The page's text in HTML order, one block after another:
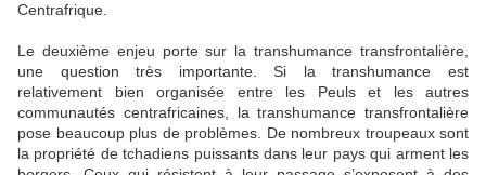
Centrafrique.
Le deuxième enjeu porte sur la transhumance transfrontalière,
une question très importante. Si la transhumance est
relativement bien organisée entre les Peuls et les autres
communautés centrafricaines, la transhumance transfrontalière
pose beaucoup plus de problèmes. De nombreux troupeaux sont
la propriété de tchadiens puissants dans leur pays qui arment les